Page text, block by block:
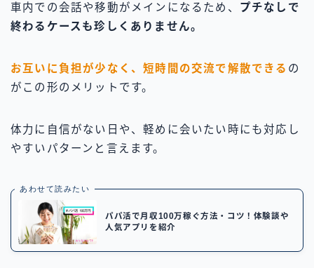
車内での会話や移動がメインになるため、 プチなしで
終わるケースも珍しくありません。
お互いに負担が少なく、短時間の交流で解散できる の
がこの形のメリットです。
体力に自信がない日や、軽めに会いたい時にも対応し
やすいパターンと言えます。
あわせて読みたい
パパ活で月収100万稼ぐ方法・コツ！体験談や
人気アプリを紹介